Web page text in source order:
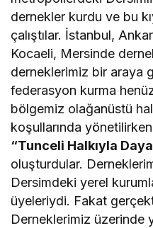
dernekler kurdu ve bu
çalıştılar. İstanbul,
Kocaeli, Mersinde
derneklerimiz bir araya
federasyon kurma
bölgemiz olağanüstü
koşullarında
“Tunceli Halkıyla
oluşturdular.
Dersimdeki yerel
üyeleriydi. Fakat
Derneklerimiz üzerinde